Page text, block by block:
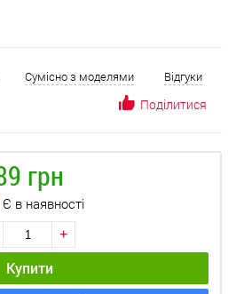
Сумісно з моделями Відгуки
Поділитися
грн
Є в наявності
+
Купити